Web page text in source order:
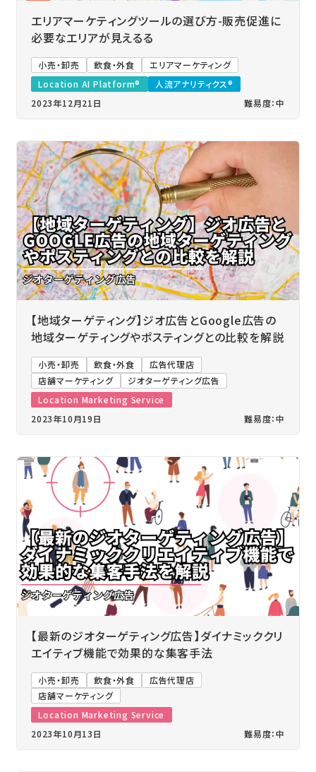
エリアマーケティングツールの選び方-販売促進に
必要なエリアが見えるる
小売・卸売 飲食・外食
エリアマーケティング
Location AI Platform®
人流アナリティクス®
2023年12月21日
難易度：中
【地域ターゲティング】ジオ広告とGoogle広告の
地域ターゲティングやポスティングとの比較を解説
小売・卸売 飲食・外食
広告代理店
店舗マーケティング
ジオターゲティング広告
Location Marketing Service
2023年10月19日
難易度：中
【最新のジオターゲティング広告】ダイナミッククリ
エイティブ機能で効果的な集客手法
小売・卸売 飲食・外食
広告代理店
店舗マーケティング
Location Marketing Service
2023年10月13日
難易度：中